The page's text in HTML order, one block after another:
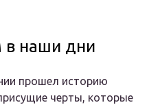
в наши дни
прошел историю
черты, которые